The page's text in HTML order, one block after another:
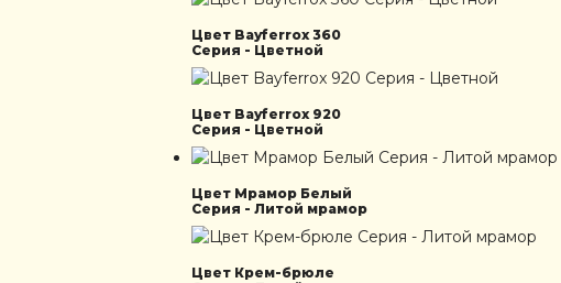
Цвет Bayferrox 360
Серия - Цветной
Цвет Bayferrox 920
Серия - Цветной
Цвет Мрамор Белый
Серия - Литой мрамор
Цвет Крем-брюле